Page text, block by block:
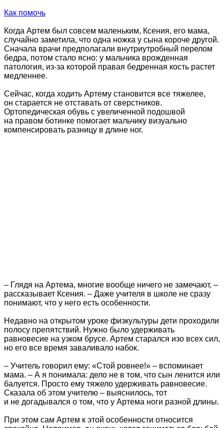
Как помочь
Когда Артем был совсем маленьким, Ксения, его мама,
случайно заметила, что одна ножка у сына короче другой.
Сначала врачи предполагали внутриутробный перелом
бедра, потом стало ясно: у мальчика врожденная
патология, из-за которой правая бедренная кость растет
медленнее.
Сейчас, когда ходить Артему становится все тяжелее,
он старается не отставать от сверстников.
Ортопедическая обувь с увеличенной подошвой
на правом ботинке помогает мальчику визуально
компенсировать разницу в длине ног.
– Глядя на Артема, многие вообще ничего не замечают, –
рассказывает Ксения. – Даже учителя в школе не сразу
понимают, что у него есть особенности.
Недавно на открытом уроке физкультуры дети проходили
полосу препятствий. Нужно было удерживать
равновесие на узком брусе. Артем старался изо всех сил,
но его все время заваливало набок.
– Учитель говорил ему: «Стой ровнее!» – вспоминает
мама. – А я понимала: дело не в том, что сын ленится или
балуется. Просто ему тяжело удерживать равновесие.
Сказала об этом учителю – выяснилось, тот
и не догадывался о том, что у Артема ноги разной длины.
При этом сам Артем к этой особенности относится